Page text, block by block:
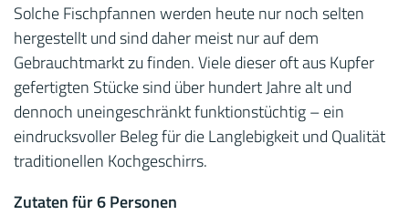
Solche Fischpfannen werden heute nur noch selten
hergestellt und sind daher meist nur auf dem
Gebrauchtmarkt zu finden. Viele dieser oft aus Kupfer
gefertigten Stücke sind über hundert Jahre alt und
dennoch uneingeschränkt funktionstüchtig – ein
eindrucksvoller Beleg für die Langlebigkeit und Qualität
traditionellen Kochgeschirrs.
Zutaten für 6 Personen